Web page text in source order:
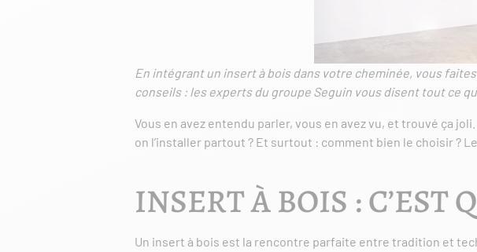
En intégrant un insert à bois dans votre cheminée, vous
conseils : les experts du groupe Seguin vous disent tout ce
Vous en avez entendu parler, vous en avez vu, et trouvé ça
on l’installer partout ? Et surtout : comment bien le choisir ?
INSERT À BOIS : C’EST
Un insert à bois est la rencontre parfaite entre tradition et